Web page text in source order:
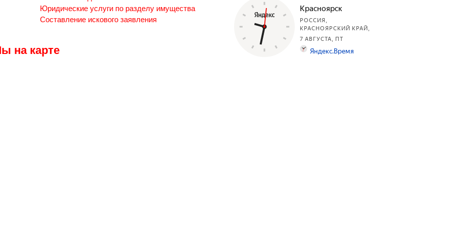
Юридические услуги по разделу имущества
Составление искового заявления
на карте